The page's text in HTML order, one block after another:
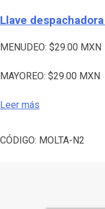
Llave
MENUDEO: $29.00 MXN
MAYOREO: $29.00 MXN
Leer más
CÓDIGO: MOLTA-N2